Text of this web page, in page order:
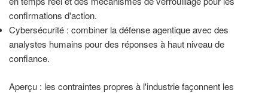
confirmations d'action.
Cybersécurité : combiner la défense agentique avec des
analystes humains pour des réponses à haut niveau de
confiance.
Aperçu : les contraintes propres à l'industrie façonnent les